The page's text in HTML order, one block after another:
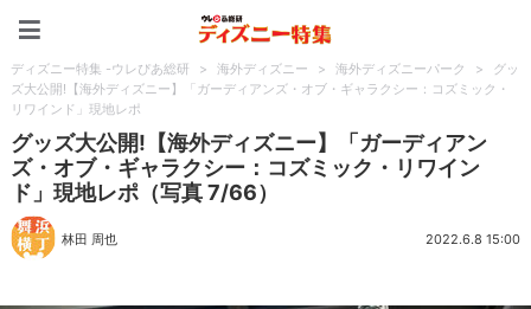
ディズニー特集 -ウレぴあ総研 > 海外ディズニー > 海外ディズニーパーク >
グッ
ズ大公開!【海外ディズニー】「ガーディアンズ・オブ・ギャラクシー：コズミック・
リワインド」現地レポ
グッズ大公開!【海外ディズニー】「ガーディアン
ズ・オブ・ギャラクシー：コズミック・リワイン
ド」現地レポ（写真 7/66）
林田 周也 2022.6.8 15:00